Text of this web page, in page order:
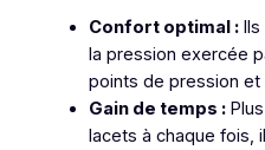
Confort optimal :Ils
la pression exercée
points de pression et
Gain de temps :
lacets à chaque fois,